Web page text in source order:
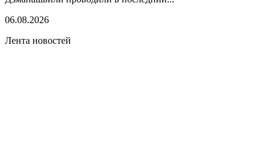
06.08.2026
Лента новостей